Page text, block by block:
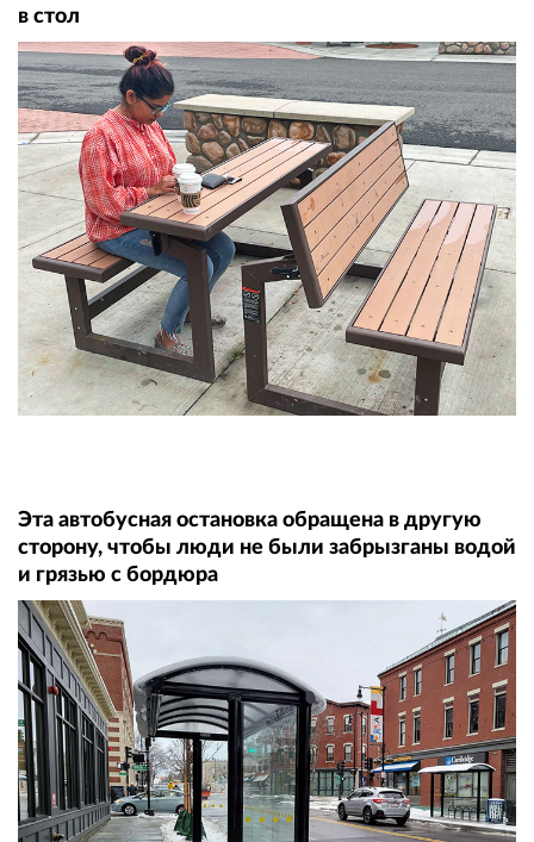
в стол
Эта автобусная остановка обращена в другую
сторону, чтобы люди не были забрызганы водой
и грязью с бордюра